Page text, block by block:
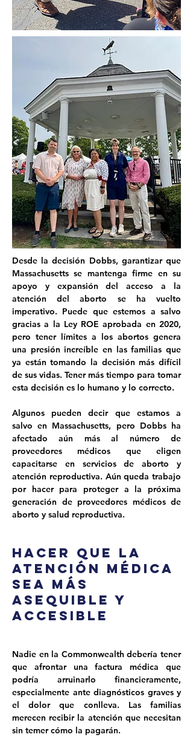
Desde la decisión Dobbs, garantizar que
Massachusetts se mantenga firme en su
apoyo y expansión del acceso a la
atención del aborto se ha vuelto
imperativo. Puede que estemos a salvo
gracias a la Ley ROE aprobada en 2020,
pero tener límites a los abortos genera
una presión increíble en las familias que
ya están tomando la decisión más difícil
de sus vidas. Tener más tiempo para tomar
esta decisión es lo humano y lo correcto.
Algunos pueden decir que estamos a
salvo en Massachusetts, pero Dobbs ha
afectado aún más al número de
proveedores médicos que eligen
capacitarse en servicios de aborto y
atención reproductiva. Aún queda trabajo
por hacer para proteger a la próxima
generación de proveedores médicos de
aborto y salud reproductiva.
Hacer que la
atención médica
sea más
asequible y
accesible
Nadie en la Commonwealth debería tener
que afrontar una factura médica que
podría arruinarlo financieramente,
especialmente ante diagnósticos graves y
el dolor que conlleva. Las familias
merecen recibir la atención que necesitan
sin temer cómo la pagarán.